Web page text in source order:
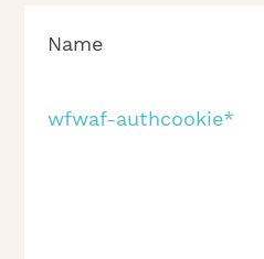
Name
wfwaf-authcookie*